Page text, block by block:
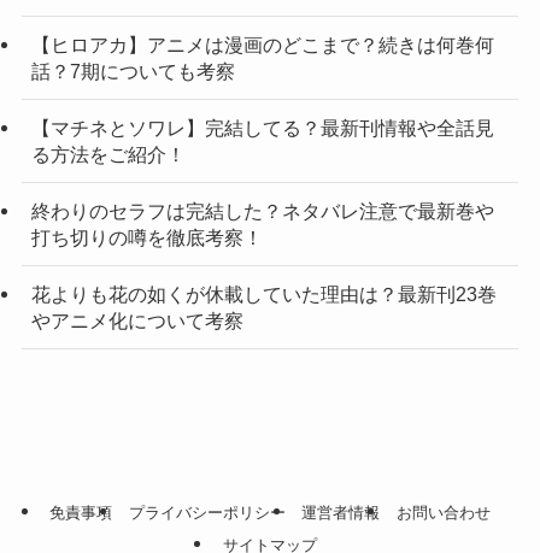
【ヒロアカ】アニメは漫画のどこまで？続きは何巻何
話？7期についても考察
【マチネとソワレ】完結してる？最新刊情報や全話見
る方法をご紹介！
終わりのセラフは完結した？ネタバレ注意で最新巻や
打ち切りの噂を徹底考察！
花よりも花の如くが休載していた理由は？最新刊23巻
やアニメ化について考察
免責事項 プライバシーポリシー 運営者情報
お問い合わせ
サイトマップ